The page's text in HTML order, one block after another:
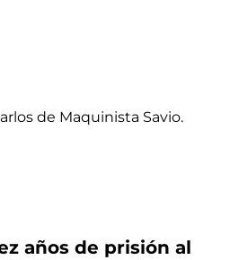
años de prisión al